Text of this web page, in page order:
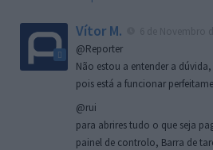
Vítor M.
@Reporter
Não estou a entender a
pois está a funcionar
@rui
para abrires tudo o que seja
painel de controlo, Barra de